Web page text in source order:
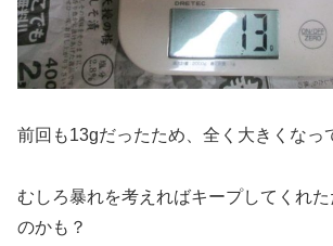
前回も13gだったため、全く大きくなっ
むしろ暴れを考えればキープしてくれ
のかも？